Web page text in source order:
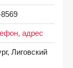
адрес
Лиговский